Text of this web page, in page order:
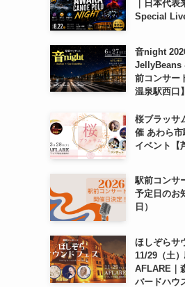
｜日本代
Special
音night
JellyBeans
前コンサー
温泉駅西口】
桜ブラッサ
催 あわら
イベント【
駅前コンサ
予定日のお
日）
ほしぞらサ
11/29（土
AFLARE｜
バードハウ